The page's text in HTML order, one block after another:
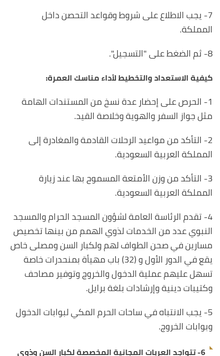
7- يجب الاطلاع على شروط وقواعد التحصن داخل
المملكة.
8- ثم الضغط على "التسجيل".
كيفية الاستعداد والتخطيط لأداء مناسك العمرة:
1- الحرص على إحضار عدة نسخ من المستندات الهامة
مثل جواز السفر والهوية وخلاصة القيد.
2- التأكد من مواعيد الرحلات القادمة والمغادرة إلى
المملكة العربية السعودية.
3- التأكد من وزن الأمتعة المسموح بها عند زيارة
المملكة العربية السعودية.
4- تقدم الرئاسة العامة لشؤون المسجد الحرام والمسجد
النبوي عدد من الخدمات لذوي الهمم من بينها تخصيص
مسارين في صحن الطواف لهم ولكبار السن ومصلى خاص
يقع في الدور الأول و (32) باب مهيأة بمنحدرات خاصة
تسهل عليهم عملية الدخول والخروج وتوفير مصاحف
وكتيبات دينية وإرشادات بلغة برايل.
5- يجب الانتباه في ساحات الحرم المكي لبوابات الدخول
وبوابات الخروج.
6- تتواجد العربات المجانية المخصصة لكبار السن وذوي